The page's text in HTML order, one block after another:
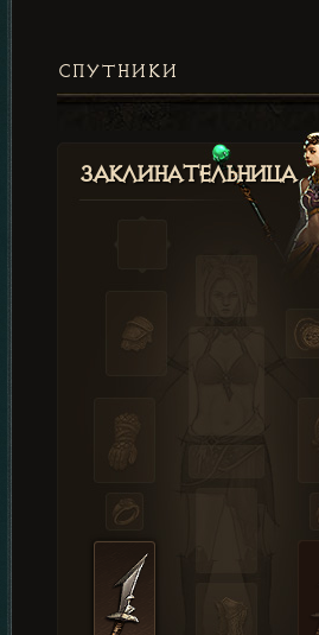
СПУТНИКИ
Заклинательница